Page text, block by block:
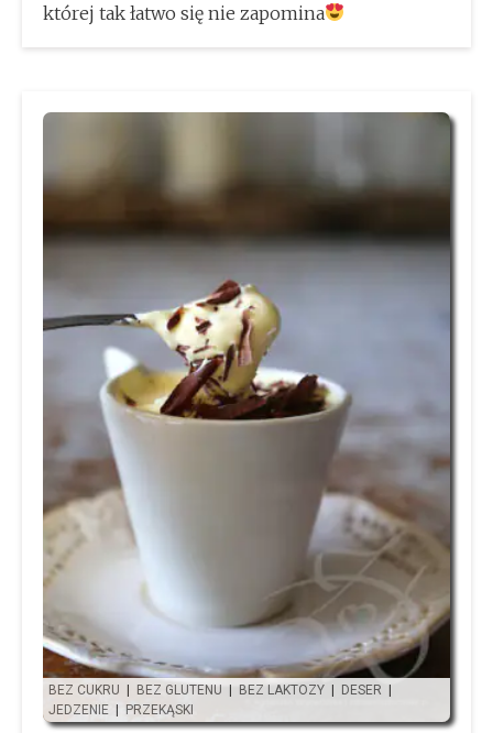
której tak łatwo się nie zapomina
BEZ CUKRU | BEZ GLUTENU | BEZ LAKTOZY | DESER |
JEDZENIE | PRZEKĄSKI